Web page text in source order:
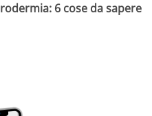
6 cose da sapere